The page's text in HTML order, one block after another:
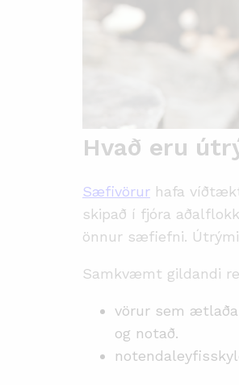
Hvað eru
Sæfivörur hafa
skipað í fjóra
önnur sæfiefni.
Samkvæmt gildandi
vörur sem
og notað.